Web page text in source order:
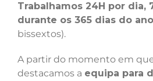
Trabalhamos 24H por dia,
durante os 365 dias do ano
bissextos).
A partir do momento em
destacamos a equipa para